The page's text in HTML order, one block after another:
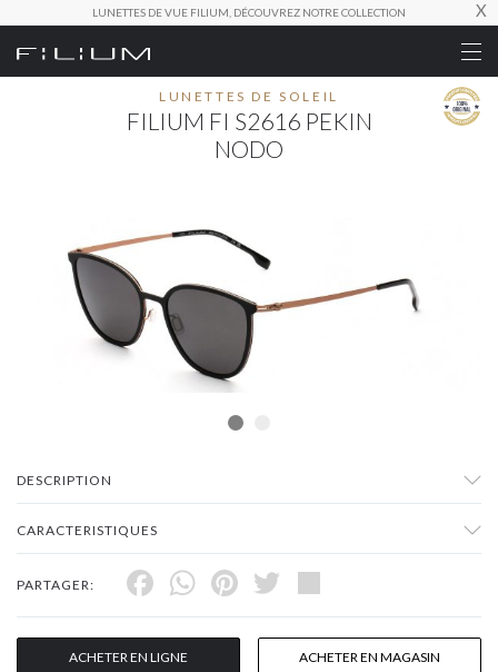
LUNETTES DE VUE FILIUM, DÉCOUVREZ NOTRE COLLECTION X
LUNETTES DE SOLEIL
FILIUM FI S2616 PEKIN
NODO
DESCRIPTION
CARACTERISTIQUES
PARTAGER: Facebook
WhatsApp
Pinterest
Twitter
ACHETER EN LIGNE ACHETER EN MAGASIN